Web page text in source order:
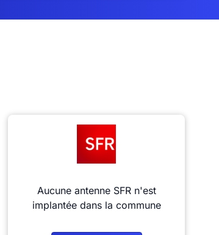
Aucune antenne SFR n'est
implantée dans la commune